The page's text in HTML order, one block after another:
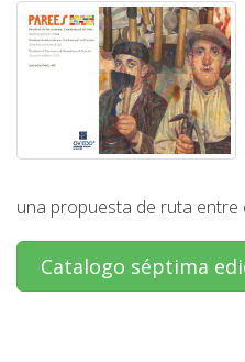
una propuesta de ruta entre
Catalogo séptima